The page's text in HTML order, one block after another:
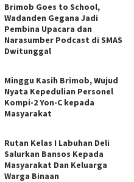
Brimob Goes to School,
Wadanden Gegana Jadi
Pembina Upacara dan
Narasumber Podcast di SMAS
Dwitunggal
Minggu Kasih Brimob, Wujud
Nyata Kepedulian Personel
Kompi-2 Yon-C kepada
Masyarakat
Rutan Kelas I Labuhan Deli
Salurkan Bansos Kepada
Masyarakat Dan Keluarga
Warga Binaan